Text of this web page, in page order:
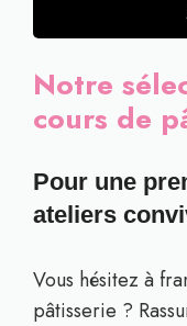
Notre
cours de
Pour une
ateliers
Vous hésitez à
pâtisserie ?